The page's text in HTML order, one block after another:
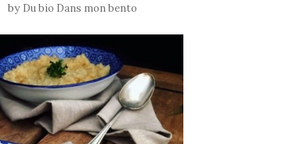
by Du bio Dans mon bento